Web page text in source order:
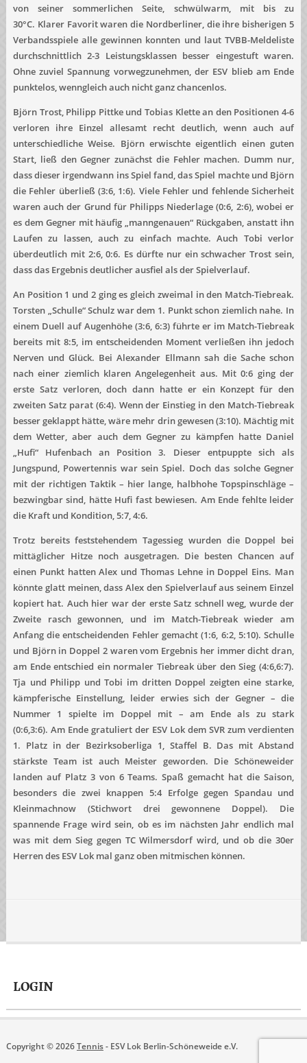
von seiner sommerlichen Seite, schwülwarm, mit bis zu
30°C. Klarer Favorit waren die Nordberliner, die ihre bisherigen 5
Verbandsspiele alle gewinnen konnten und laut TVBB-Meldeliste
durchschnittlich 2-3 Leistungsklassen besser eingestuft waren.
Ohne zuviel Spannung vorwegzunehmen, der ESV blieb am Ende
punktelos, wenngleich auch nicht ganz chancenlos.
Björn Trost, Philipp Pittke und Tobias Klette an den Positionen 4-6
verloren ihre Einzel allesamt recht deutlich, wenn auch auf
unterschiedliche Weise. Björn erwischte eigentlich einen guten
Start, ließ den Gegner zunächst die Fehler machen. Dumm nur,
dass dieser irgendwann ins Spiel fand, das Spiel machte und Björn
die Fehler überließ (3:6, 1:6). Viele Fehler und fehlende Sicherheit
waren auch der Grund für Philipps Niederlage (0:6, 2:6), wobei er
es dem Gegner mit häufig „manngenauen“ Rückgaben, anstatt ihn
Laufen zu lassen, auch zu einfach machte. Auch Tobi verlor
überdeutlich mit 2:6, 0:6. Es dürfte nur ein schwacher Trost sein,
dass das Ergebnis deutlicher ausfiel als der Spielverlauf.
An Position 1 und 2 ging es gleich zweimal in den Match-Tiebreak.
Torsten „Schulle“ Schulz war dem 1. Punkt schon ziemlich nahe. In
einem Duell auf Augenhöhe (3:6, 6:3) führte er im Match-Tiebreak
bereits mit 8:5, im entscheidenden Moment verließen ihn jedoch
Nerven und Glück. Bei Alexander Ellmann sah die Sache schon
nach einer ziemlich klaren Angelegenheit aus. Mit 0:6 ging der
erste Satz verloren, doch dann hatte er ein Konzept für den
zweiten Satz parat (6:4). Wenn der Einstieg in den Match-Tiebreak
besser geklappt hätte, wäre mehr drin gewesen (3:10). Mächtig mit
dem Wetter, aber auch dem Gegner zu kämpfen hatte Daniel
„Hufi“ Hufenbach an Position 3. Dieser entpuppte sich als
Jungspund, Powertennis war sein Spiel. Doch das solche Gegner
mit der richtigen Taktik – hier lange, halbhohe Topspinschläge –
bezwingbar sind, hätte Hufi fast bewiesen. Am Ende fehlte leider
die Kraft und Kondition, 5:7, 4:6.
Trotz bereits feststehendem Tagessieg wurden die Doppel bei
mittäglicher Hitze noch ausgetragen. Die besten Chancen auf
einen Punkt hatten Alex und Thomas Lehne in Doppel Eins. Man
könnte glatt meinen, dass Alex den Spielverlauf aus seinem Einzel
kopiert hat. Auch hier war der erste Satz schnell weg, wurde der
Zweite rasch gewonnen, und im Match-Tiebreak wieder am
Anfang die entscheidenden Fehler gemacht (1:6, 6:2, 5:10). Schulle
und Björn in Doppel 2 waren vom Ergebnis her immer dicht dran,
am Ende entschied ein normaler Tiebreak über den Sieg (4:6,6:7).
Tja und Philipp und Tobi im dritten Doppel zeigten eine starke,
kämpferische Einstellung, leider erwies sich der Gegner – die
Nummer 1 spielte im Doppel mit – am Ende als zu stark
(0:6,3:6). Am Ende gratuliert der ESV Lok dem SVR zum verdienten
1. Platz in der Bezirksoberliga 1, Staffel B. Das mit Abstand
stärkste Team ist auch Meister geworden. Die Schöneweider
landen auf Platz 3 von 6 Teams. Spaß gemacht hat die Saison,
besonders die zwei knappen 5:4 Erfolge gegen Spandau und
Kleinmachnow (Stichwort drei gewonnene Doppel). Die
spannende Frage wird sein, ob es im nächsten Jahr endlich mal
was mit dem Sieg gegen TC Wilmersdorf wird, und ob die 30er
Herren des ESV Lok mal ganz oben mitmischen können.
LOGIN
Copyright © 2026Tennis- ESV Lok Berlin-Schöneweide e.V.